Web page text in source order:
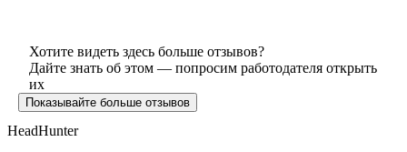
Хотите видеть здесь больше отзывов?
Дайте знать об этом — попросим работодателя открыть
их
Показывайте больше отзывов
HeadHunter